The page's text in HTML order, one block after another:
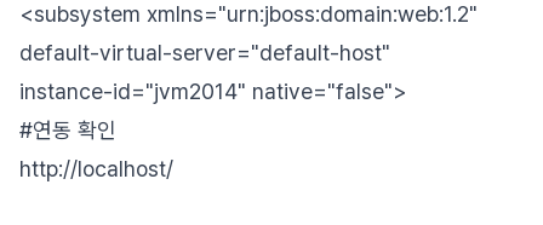
<subsystem xmlns="urn:jboss:domain:web:1.2"
default-virtual-server="default-host"
instance-id="jvm2014" native="false">
#연동 확인
http://localhost/